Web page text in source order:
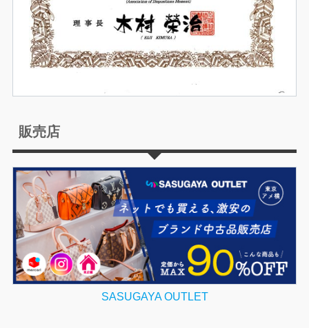
販売店
SASUGAYA OUTLET